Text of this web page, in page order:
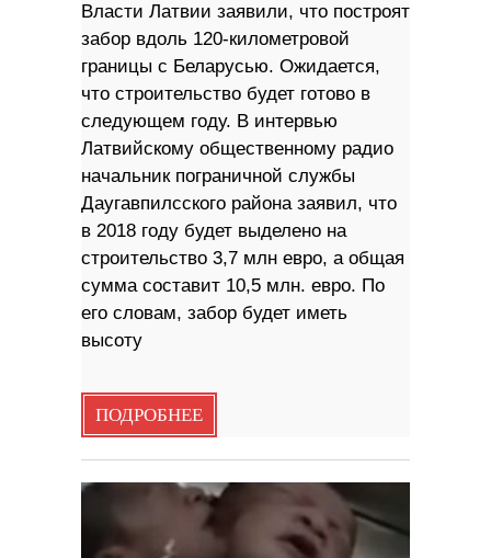
Власти Латвии заявили, что построят
забор вдоль 120-километровой
границы с Беларусью. Ожидается,
что строительство будет готово в
следующем году. В интервью
Латвийскому общественному радио
начальник пограничной службы
Даугавпилсского района заявил, что
в 2018 году будет выделено на
строительство 3,7 млн ​​евро, а общая
сумма составит 10,5 млн. евро. По
его словам, забор будет иметь
высоту
ПОДРОБНЕЕ